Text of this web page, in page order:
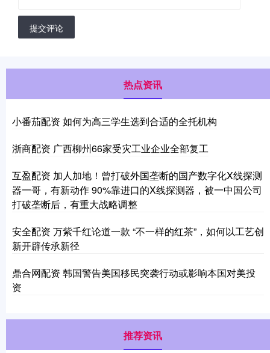
提交评论
热点资讯
小番茄配资 如何为高三学生选到合适的全托机构
浙商配资 广西柳州66家受灾工业企业全部复工
互盈配资 加人加地！曾打破外国垄断的国产数字化X线探测
器一哥，有新动作 90%靠进口的X线探测器，被一中国公司
打破垄断后，有重大战略调整
安全配资 万紫千红论道一款 “不一样的红茶”，如何以工艺创
新开辟传承新径
鼎合网配资 韩国警告美国移民突袭行动或影响本国对美投
资
推荐资讯